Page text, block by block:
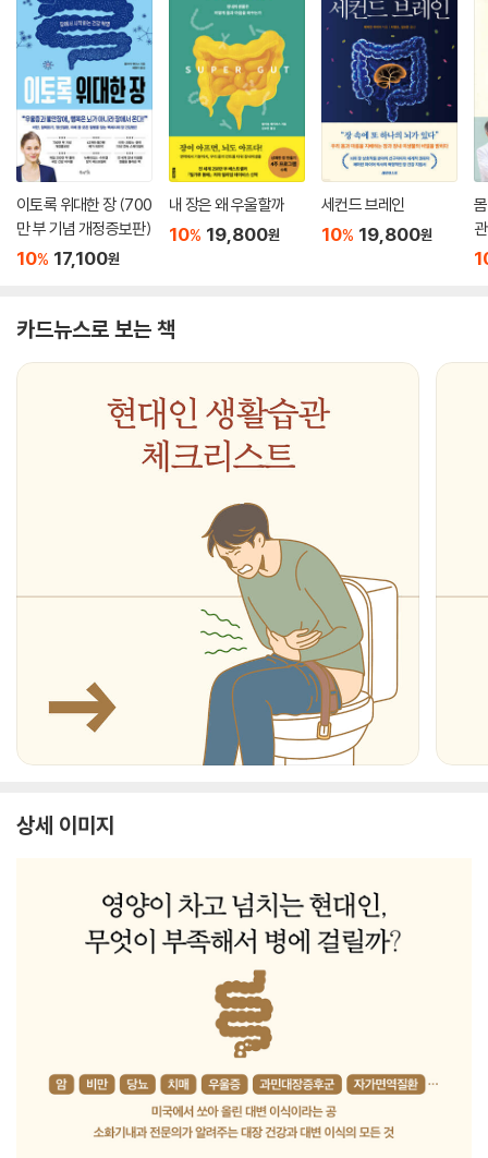
이토록 위대한 장 (700
만 부 기념 개정증보판)
10% 17,100원
내 장은 왜 우울할까
10% 19,800원
세컨드 브레인
10% 19,800원
관
카드뉴스로 보는 책
상세 이미지